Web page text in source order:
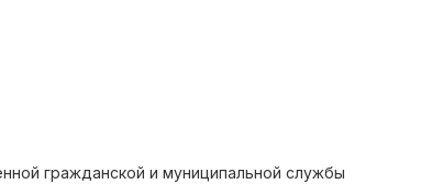
гражданской и муниципальной службы